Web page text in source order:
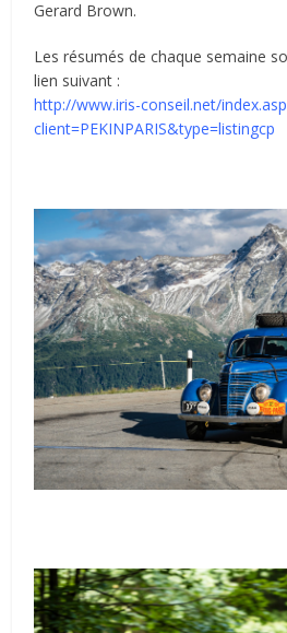
Gerard Brown.
Les résumés de chaque semaine
lien suivant :
http://www.iris-conseil.net/
client=PEKINPARIS&type=listingcp